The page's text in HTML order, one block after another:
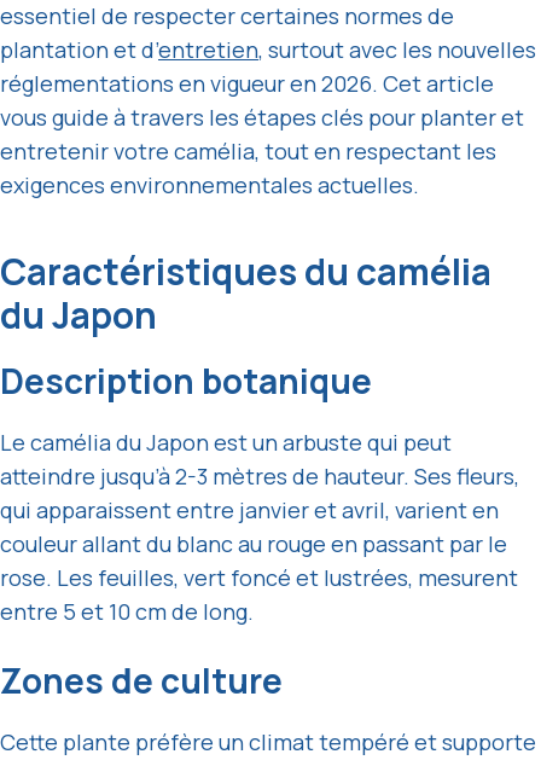
essentiel de respecter certaines normes de
plantation et d’entretien, surtout avec les nouvelles
réglementations en vigueur en 2026. Cet article
vous guide à travers les étapes clés pour planter et
entretenir votre camélia, tout en respectant les
exigences environnementales actuelles.
Caractéristiques du camélia
du Japon
Description botanique
Le camélia du Japon est un arbuste qui peut
atteindre jusqu’à 2-3 mètres de hauteur. Ses fleurs,
qui apparaissent entre janvier et avril, varient en
couleur allant du blanc au rouge en passant par le
rose. Les feuilles, vert foncé et lustrées, mesurent
entre 5 et 10 cm de long.
Zones de culture
Cette plante préfère un climat tempéré et supporte